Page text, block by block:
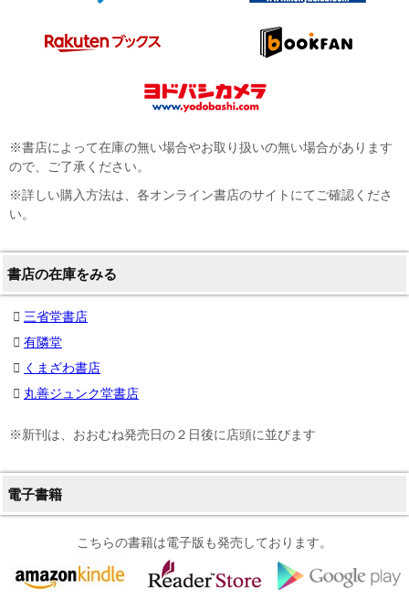
※書店によって在庫の無い場合やお取り扱いの無い場合があります
ので、ご了承ください。
※詳しい購入方法は、各オンライン書店のサイトにてご確認くださ
い。
書店の在庫をみる
三省堂書店
有隣堂
くまざわ書店
丸善ジュンク堂書店
※新刊は、おおむね発売日の２日後に店頭に並びます
電子書籍
こちらの書籍は電子版も発売しております。